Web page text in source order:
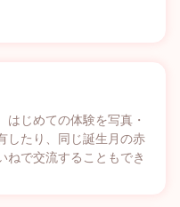
じめての体験を写真・
したり、同じ誕生月の赤
ねで交流することもでき